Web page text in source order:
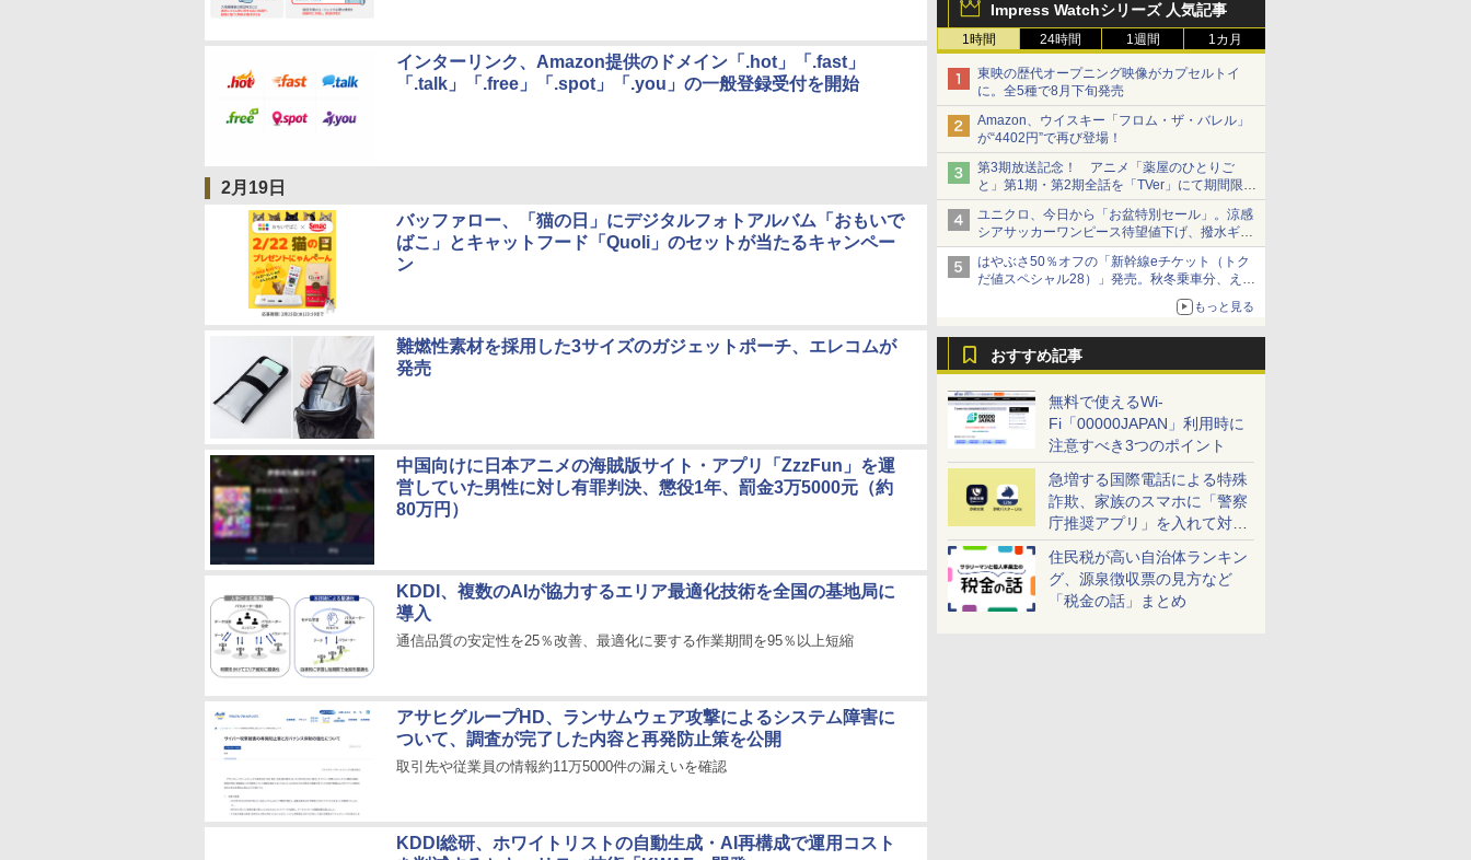
Impress Watchシリーズ 人気記事
1時間 24時間 1週間 1カ月
東映の歴代オープニング映像がカプセルトイ
に。全5種で8月下旬発売
Amazon、ウイスキー「フロム・ザ・バレル」
が“4402円”で再び登場！
第3期放送記念！ アニメ「薬屋のひとりご
と」第1期・第2期全話を「TVer」にて期間限定
で順次無料配信開始
ユニクロ、今日から「お盆特別セール」。涼感
シアサッカーワンピース待望値下げ、撥水ギア
ショーツは1990円に
はやぶさ50％オフの「新幹線eチケット（トク
だ値スペシャル28）」発売。秋冬乗車分、えき
もっと見る
おすすめ記事
無料で使えるWi-
Fi「00000JAPAN」利用時に
注意すべき3つのポイント
急増する国際電話による特殊
詐欺、家族のスマホに「警察
庁推奨アプリ」を入れて対策
しよう！
住民税が高い自治体ランキン
グ、源泉徴収票の見方など
「税金の話」まとめ
インターリンク、Amazon提供のドメイン「.hot」「.fast」
「.talk」「.free」「.spot」「.you」の一般登録受付を開始
2月19日
バッファロー、「猫の日」にデジタルフォトアルバム「おもいで
ばこ」とキャットフード「Quoli」のセットが当たるキャンペー
ン
難燃性素材を採用した3サイズのガジェットポーチ、エレコムが
発売
中国向けに日本アニメの海賊版サイト・アプリ「ZzzFun」を運
営していた男性に対し有罪判決、懲役1年、罰金3万5000元（約
80万円）
KDDI、複数のAIが協力するエリア最適化技術を全国の基地局に
導入
通信品質の安定性を25％改善、最適化に要する作業期間を95％以上短縮
アサヒグループHD、ランサムウェア攻撃によるシステム障害に
ついて、調査が完了した内容と再発防止策を公開
取引先や従業員の情報約11万5000件の漏えいを確認
KDDI総研、ホワイトリストの自動生成・AI再構成で運用コスト